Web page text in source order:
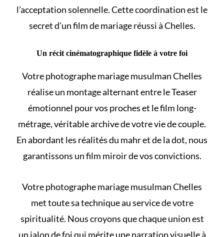
l’acceptation solennelle. Cette coordination est le
secret d’un film de mariage réussi à Chelles.
Un récit cinématographique fidèle à votre foi
Votre photographe mariage musulman Chelles
réalise un montage alternant entre le Teaser
émotionnel pour vos proches et le film long-
métrage, véritable archive de votre vie de couple.
En abordant les réalités du mahr et de la dot, nous
garantissons un film miroir de vos convictions.
Votre photographe mariage musulman Chelles
met toute sa technique au service de votre
spiritualité. Nous croyons que chaque union est
un jalon de foi qui mérite une narration visuelle à